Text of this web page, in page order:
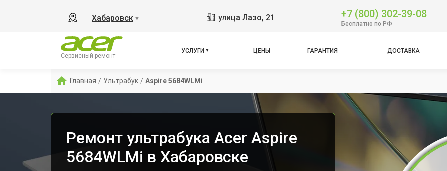
Хабаровск ▼ улица Лазо, 21 +7 (800) 302-39-08
Бесплатно по РФ
Сервисный ремонт
УСЛУГИ ЦЕНЫ ГАРАНТИЯ ДОСТАВКА
Главная / Ультрабук / Aspire 5684WLMi
Ремонт ультрабука Acer Aspire
5684WLMi в Хабаровске